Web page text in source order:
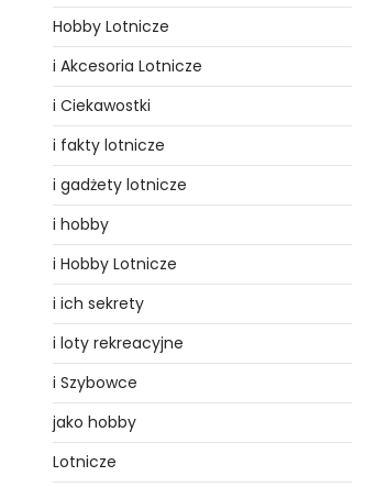
Hobby Lotnicze
i Akcesoria Lotnicze
i Ciekawostki
i fakty lotnicze
i gadżety lotnicze
i hobby
i Hobby Lotnicze
i ich sekrety
i loty rekreacyjne
i Szybowce
jako hobby
Lotnicze